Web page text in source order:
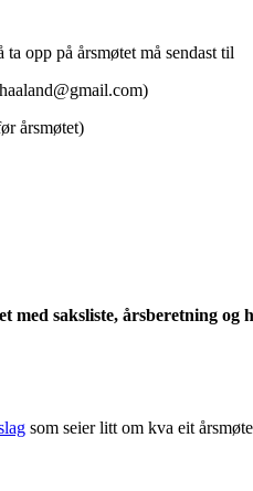
opp på årsmøtet må sendast til
årsmøtet)
med saksliste, årsberetning og
som seier litt om kva eit